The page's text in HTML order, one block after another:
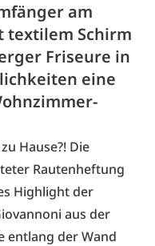
am
textilem Schirm
Friseure in
eine
Hause?! Die
Rautenheftung
Highlight der
aus der
entlang der Wand